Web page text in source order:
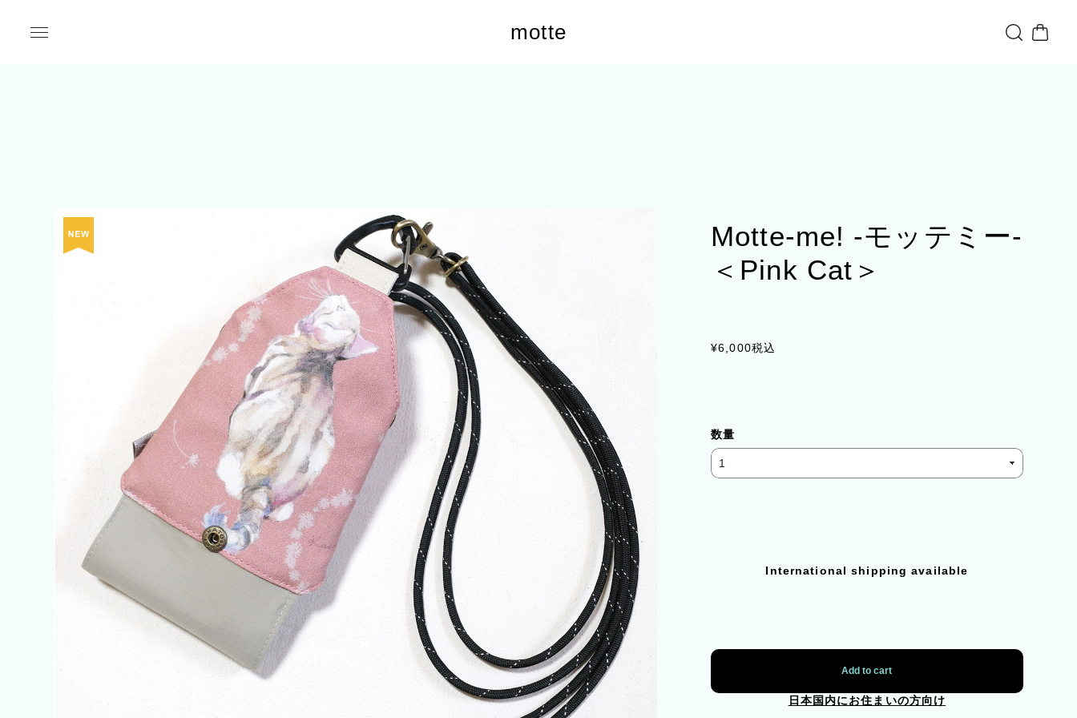
motte
Motte-me! -モッテミー-
＜Pink Cat＞
¥6,000税込
数量
International shipping available
Add to cart
日本国内にお住まいの方向け